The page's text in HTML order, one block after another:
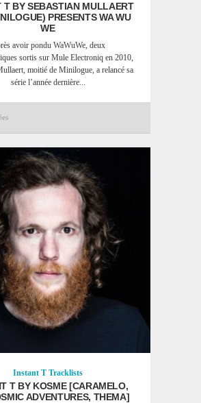
T BY SEBASTIAN MULLAERT
PRESENTS WA WU
WE
avoir pondu WaWuWe, deux
sortis sur Mule Electroniq en 2010,
moitié de Minilogue, a relancé sa
série l’année dernière...
Instant T Tracklists
T BY KOSME [CARAMELO,
ADVENTURES, THEMA]